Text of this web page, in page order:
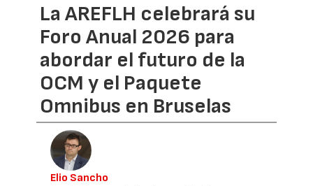
La AREFLH celebrará su
Foro Anual 2026 para
abordar el futuro de la
OCM y el Paquete
Omnibus en Bruselas
Elio Sancho